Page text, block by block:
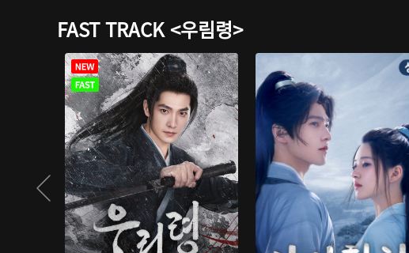
FAST TRACK <우림령>